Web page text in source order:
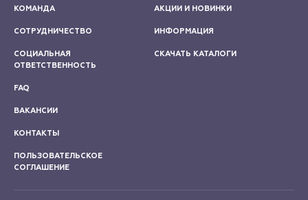
КОМАНДА
СОТРУДНИЧЕСТВО
СОЦИАЛЬНАЯ
ОТВЕТСТВЕННОСТЬ
АКЦИИ И НОВИНКИ
ИНФОРМАЦИЯ
СКАЧАТЬ КАТАЛОГИ
FAQ
ВАКАНСИИ
КОНТАКТЫ
ПОЛЬЗОВАТЕЛЬСКОЕ
СОГЛАШЕНИЕ